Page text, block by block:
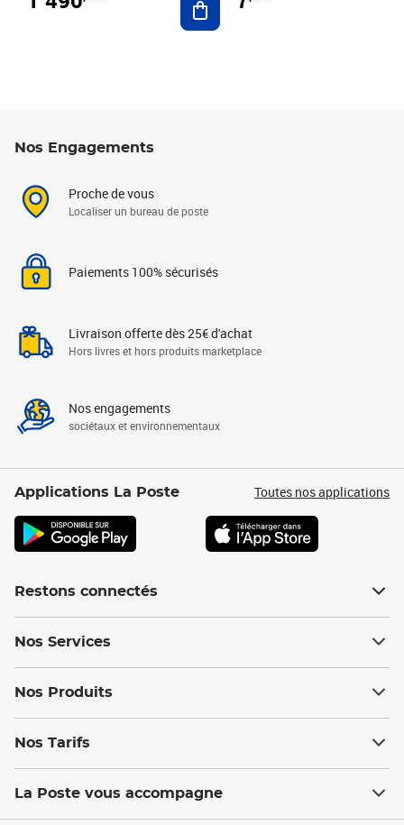
Nos Engagements
Proche de vous
Localiser un bureau de poste
Paiements 100% sécurisés
Livraison offerte dès 25€ d'achat
Hors livres et hors produits marketplace
Nos engagements
sociétaux et environnementaux
Applications La Poste Toutes nos applications
Restons connectés
Nos Services
Nos Produits
Nos Tarifs
La Poste vous accompagne